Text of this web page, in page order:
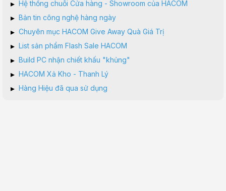
▸ Hệ thống chuỗi Cửa hàng - Showroom của HACOM
▸ Bản tin công nghệ hàng ngày
▸ Chuyên mục HACOM Give Away Quà Giá Trị
▸ List sản phẩm Flash Sale HACOM
▸ Build PC nhận chiết khấu "khủng"
▸ HACOM Xả Kho - Thanh Lý
▸ Hàng Hiệu đã qua sử dụng